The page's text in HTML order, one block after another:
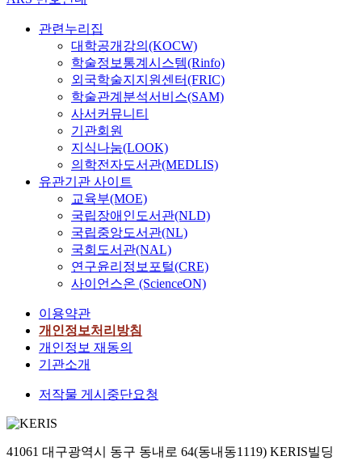
관련누리집
대학공개강의(KOCW)
학술정보통계시스템(Rinfo)
외국학술지지원센터(FRIC)
학술관계분석서비스(SAM)
사서커뮤니티
기관회원
지식나눔(LOOK)
의학전자도서관(MEDLIS)
유관기관 사이트
교육부(MOE)
국립장애인도서관(NLD)
국립중앙도서관(NL)
국회도서관(NAL)
연구윤리정보포털(CRE)
사이언스온 (ScienceON)
이용약관
개인정보처리방침
개인정보 재동의
기관소개
저작물 게시중단요청
41061 대구광역시 동구 동내로 64(동내동1119) KERIS빌딩